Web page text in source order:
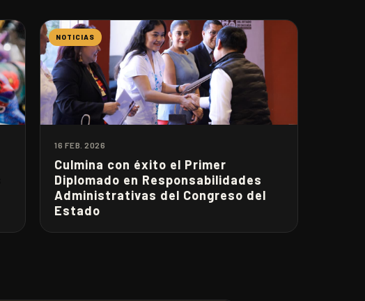
NOTICIAS
16 FEB. 2026
Culmina con éxito el Primer
Diplomado en Responsabilidades
Administrativas del Congreso del
Estado